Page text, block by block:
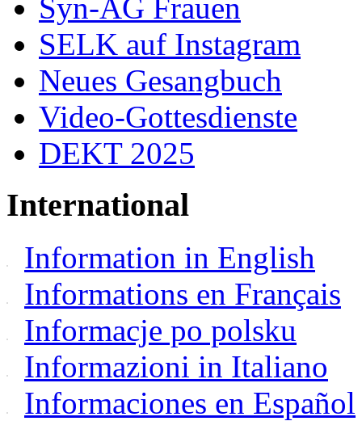
Syn-AG Frauen
SELK auf Instagram
Neues Gesangbuch
Video-Gottesdienste
DEKT 2025
International
Information in English
Informations en Français
Informacje po polsku
Informazioni in Italiano
Informaciones en Español